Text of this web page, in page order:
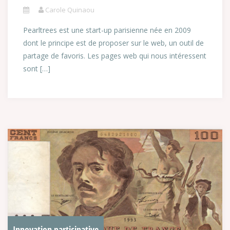
Carole Quinaou
Pearltrees est une start-up parisienne née en 2009
dont le principe est de proposer sur le web, un outil de
partage de favoris. Les pages web qui nous intéressent
sont […]